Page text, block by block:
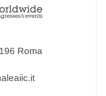
Roma